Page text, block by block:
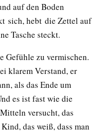
auf den Boden
sich, hebt die Zettel auf
Tasche steckt.
Gefühle zu vermischen.
klarem Verstand, er
als das Ende um
es ist fast wie die
versucht, das
das weiß, dass man